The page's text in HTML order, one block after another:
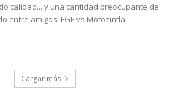
calidad... y una cantidad preocupante de
entre amigos: FGE vs Motozintla.
Cargar más